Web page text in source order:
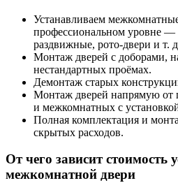
Устанавливаем
профессиональном уровне —
раздвижные, рото-двери и т.
Монтаж дверей с доборами,
нестандартных проёмах.
Демонтаж старых
Монтаж дверей напрямую от
и межкомнатных с
Полная комплектация и
скрытых расходов.
От чего зависит стоимость
межкомнатной двери